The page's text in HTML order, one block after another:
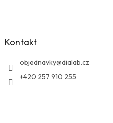
Z
Kontakt
objednavky@dialab.cz
+420 257 910 255